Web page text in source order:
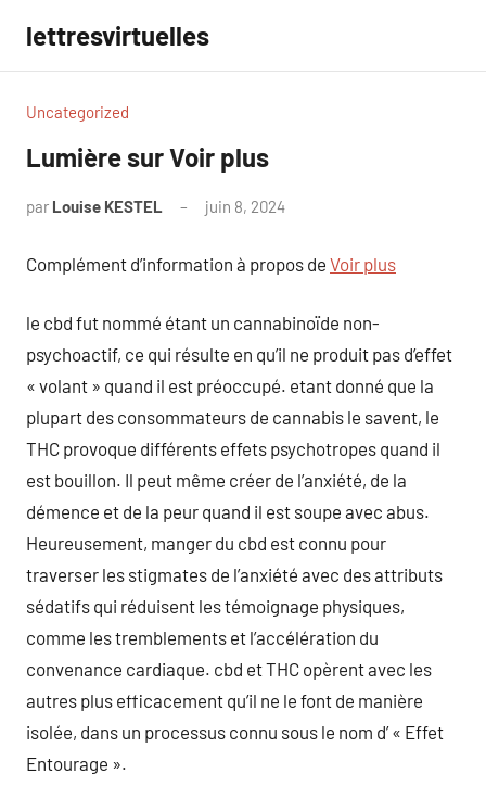
contenu
lettresvirtuelles
Uncategorized
Lumière sur Voir plus
par Louise KESTEL juin 8, 2024
Complément d’information à propos de Voir plus
le cbd fut nommé étant un cannabinoïde non-
psychoactif, ce qui résulte en qu’il ne produit pas d’effet
« volant » quand il est préoccupé. etant donné que la
plupart des consommateurs de cannabis le savent, le
THC provoque différents effets psychotropes quand il
est bouillon. Il peut même créer de l’anxiété, de la
démence et de la peur quand il est soupe avec abus.
Heureusement, manger du cbd est connu pour
traverser les stigmates de l’anxiété avec des attributs
sédatifs qui réduisent les témoignage physiques,
comme les tremblements et l’accélération du
convenance cardiaque. cbd et THC opèrent avec les
autres plus efficacement qu’il ne le font de manière
isolée, dans un processus connu sous le nom d’ « Effet
Entourage ».